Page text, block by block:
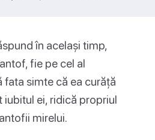
în același timp,
fie pe cel al
fata simte că ea curăță
iubitul ei, ridică propriul
mirelui.